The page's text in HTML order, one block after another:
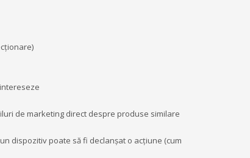
de marketing direct despre produse similare
dispozitiv poate să fi declanşat o acţiune (cum